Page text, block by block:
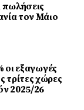
πωλήσεις
τον Μάιο
οι εξαγωγές
τρίτες χώρες
2025/26